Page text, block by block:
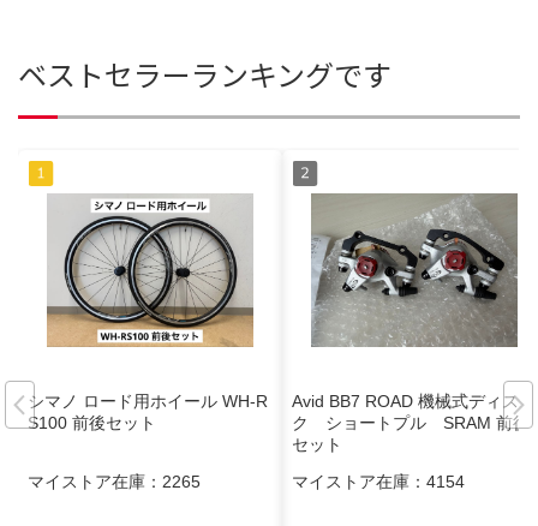
ベストセラーランキングです
シマノ ロード用ホイール WH-R
S100 前後セット
マイストア在庫： 2265
Avid BB7 ROAD 機械式ディス
ク ショートプル SRAM 前後
セット
マイストア在庫： 4154